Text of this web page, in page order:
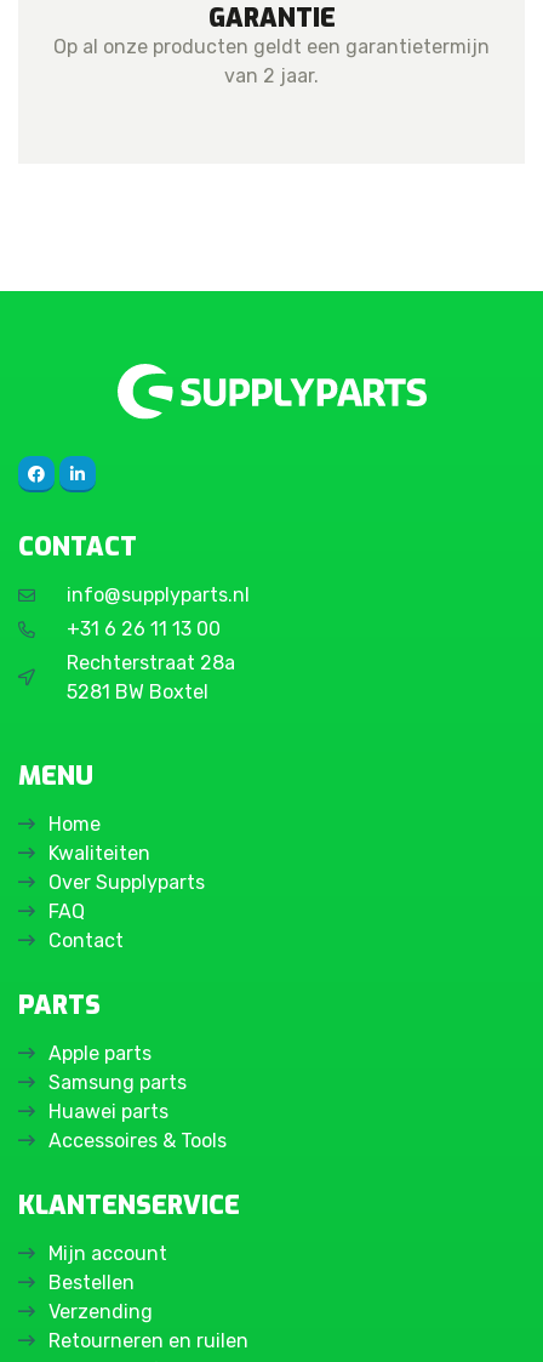
GARANTIE
Op al onze producten geldt een garantietermijn
van 2 jaar.
CONTACT
info@supplyparts.nl
+31 6 26 11 13 00
Rechterstraat 28a
5281 BW Boxtel
MENU
Home
Kwaliteiten
Over Supplyparts
FAQ
Contact
PARTS
Apple parts
Samsung parts
Huawei parts
Accessoires & Tools
KLANTENSERVICE
Mijn account
Bestellen
Verzending
Retourneren en ruilen